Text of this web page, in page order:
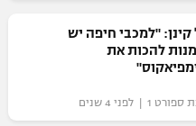
קינן: "למכבי חיפה יש
להכות את
1 | לפני 4 שנים